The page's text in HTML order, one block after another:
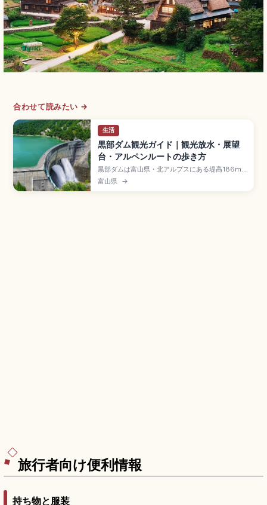
合わせて読みたい →
生活
黒部ダム観光ガイド｜観光放水・展望
台・アルペンルートの歩き方
黒部ダムは富山県・北アルプスにある堤高186m
の日本最大級のアーチ式ダム。最大の見どころは6
月下旬〜10月中旬の観光放水で、毎秒10トン以上
富山県 →
旅行者向け便利情報
持ち物と服装